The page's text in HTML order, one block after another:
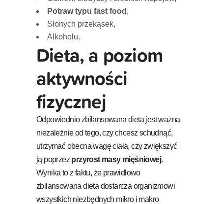
Potraw typu fast food ,
Słonych przekąsek,
Alkoholu.
Dieta, a poziom
aktywności
fizycznej
Odpowiednio zbilansowana dieta jest ważna
niezależnie od tego, czy chcesz schudnąć,
utrzymać obecna wagę ciała, czy zwiększyć
ją poprzez przyrost masy mięśniowej.
Wynika to z faktu, że prawidłowo
zbilansowana dieta dostarcza organizmowi
wszystkich niezbędnych mikro i makro